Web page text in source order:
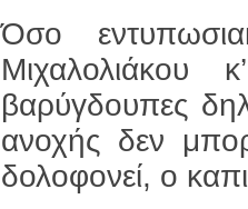
Όσο
Μιχαλολιάκου
βαρύγδουπες
ανοχής δεν
δολοφονεί, ο